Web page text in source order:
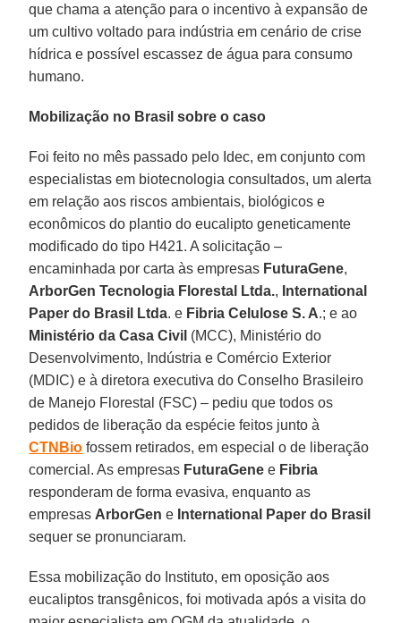
que chama a atenção para o incentivo à expansão de
um cultivo voltado para indústria em cenário de crise
hídrica e possível escassez de água para consumo
humano.
Mobilização no Brasil sobre o caso
Foi feito no mês passado pelo Idec, em conjunto com
especialistas em biotecnologia consultados, um alerta
em relação aos riscos ambientais, biológicos e
econômicos do plantio do eucalipto geneticamente
modificado do tipo H421. A solicitação –
encaminhada por carta às empresas FuturaGene,
ArborGen Tecnologia Florestal Ltda., International
Paper do Brasil Ltda. e Fibria Celulose S. A.; e ao
Ministério da Casa Civil (MCC), Ministério do
Desenvolvimento, Indústria e Comércio Exterior
(MDIC) e à diretora executiva do Conselho Brasileiro
de Manejo Florestal (FSC) – pediu que todos os
pedidos de liberação da espécie feitos junto à
CTNBio fossem retirados, em especial o de liberação
comercial. As empresas FuturaGene e Fibria
responderam de forma evasiva, enquanto as
empresas ArborGen e International Paper do Brasil
sequer se pronunciaram.
Essa mobilização do Instituto, em oposição aos
eucaliptos transgênicos, foi motivada após a visita do